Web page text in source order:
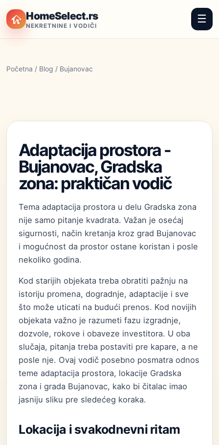
HomeSelect.rs
NEKRETNINE I VODIČI
☰
Početna / Blog / Bujanovac
Adaptacija prostora -
Bujanovac, Gradska
zona: praktičan vodič
Tema adaptacija prostora u delu Gradska zona
nije samo pitanje kvadrata. Važan je osećaj
sigurnosti, način kretanja kroz grad Bujanovac
i mogućnost da prostor ostane koristan i posle
nekoliko godina.
Kod starijih objekata treba obratiti pažnju na
istoriju promena, dogradnje, adaptacije i sve
što može uticati na budući prenos. Kod novijih
objekata važno je razumeti fazu izgradnje,
dozvole, rokove i obaveze investitora. U oba
slučaja, pitanja treba postaviti pre kapare, a ne
posle nje. Ovaj vodič posebno posmatra odnos
teme adaptacija prostora, lokacije Gradska
zona i grada Bujanovac, kako bi čitalac imao
jasniju sliku pre sledećeg koraka.
Lokacija i svakodnevni ritam